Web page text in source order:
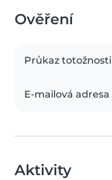
Ověření
Průkaz totožnosti
E-mailová adresa
Aktivity